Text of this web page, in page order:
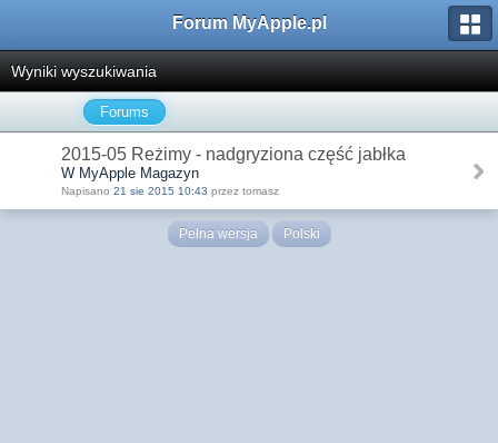
Forum MyApple.pl
Wyniki wyszukiwania
Forums
2015-05 Reżimy - nadgryziona część jabłka
W MyApple Magazyn
Napisano 21 sie 2015 10:43 przez tomasz
Pełna wersja Polski